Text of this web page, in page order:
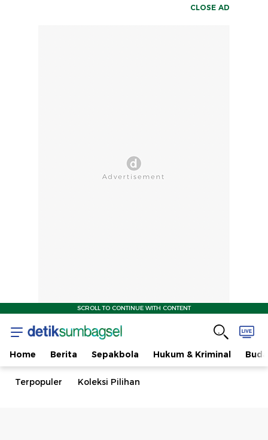
CLOSE AD
SCROLL TO CONTINUE WITH CONTENT
Home Berita Sepakbola Hukum & Kriminal
Terpopuler Koleksi Pilihan